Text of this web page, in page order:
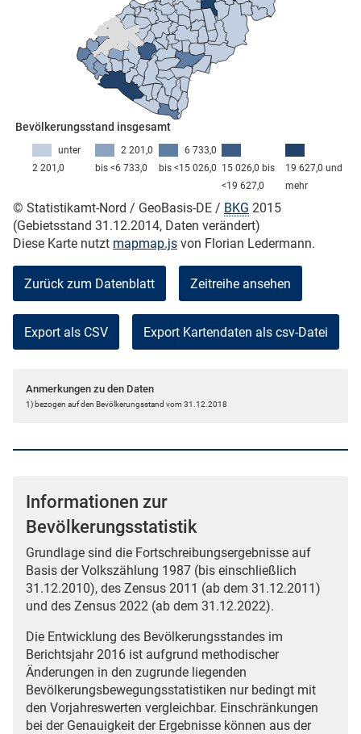
Bevölkerungsstand insgesamt
19 627,0 und
mehr
15 026,0 bis
<19 627,0
6 733,0
bis <15 026,0
2 201,0
bis <6 733,0
unter
2 201,0
© Statistikamt-Nord / GeoBasis-DE / BKG 2015
(Gebietsstand 31.12.2014, Daten verändert)
Diese Karte nutzt mapmap.js von Florian Ledermann.
Zurück zum Datenblatt Zeitreihe ansehen
Export als CSV
Anmerkungen zu den Daten
1) bezogen auf den Bevölkerungsstand vom 31.12.2018
Informationen zur
Bevölkerungsstatistik
Grundlage sind die Fortschreibungsergebnisse auf
Basis der Volkszählung 1987 (bis einschließlich
31.12.2010), des Zensus 2011 (ab dem 31.12.2011)
und des Zensus 2022 (ab dem 31.12.2022).
Die Entwicklung des Bevölkerungsstandes im
Berichtsjahr 2016 ist aufgrund methodischer
Änderungen in den zugrunde liegenden
Bevölkerungsbewegungsstatistiken nur bedingt mit
den Vorjahreswerten vergleichbar. Einschränkungen
bei der Genauigkeit der Ergebnisse können aus der